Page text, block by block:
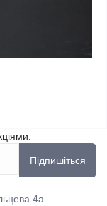
Підпишіться
4а